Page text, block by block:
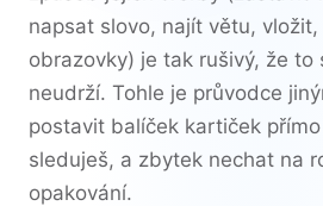
napsat slovo, najít větu,
obrazovky) je tak rušivý, že to
neudrží. Tohle je průvodce
postavit balíček kartiček
sleduješ, a zbytek nechat na
opakování.